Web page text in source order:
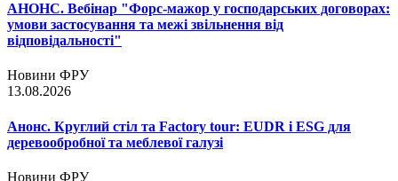
АНОНС. Вебінар "Форс-мажор у господарських договорах:
умови застосування та межі звільнення від
відповідальності"
Новини ФРУ
13.08.2026
Анонс. Круглий стіл та Factory tour: EUDR і ESG для
деревообробної та меблевої галузі
Новини ФРУ